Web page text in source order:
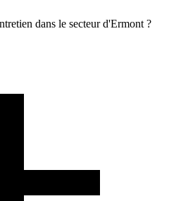
dans le secteur d'Ermont ?